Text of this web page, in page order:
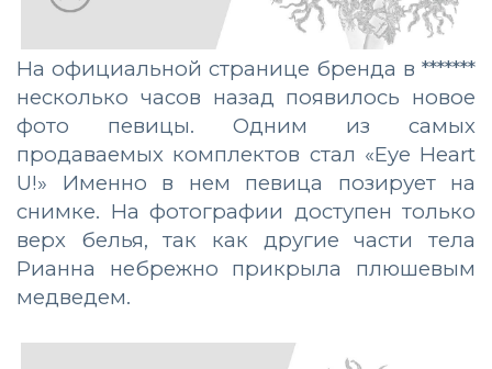
На официальной странице бренда в *******
несколько часов назад появилось новое
фото певицы. Одним из самых
продаваемых комплектов стал «Eye Heart
U!» Именно в нем певица позирует на
снимке. На фотографии доступен только
верх белья, так как другие части тела
Рианна небрежно прикрыла плюшевым
медведем.